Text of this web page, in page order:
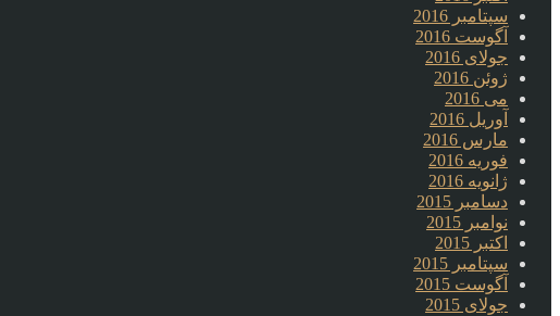
سپتامبر 2016
آگوست 2016
جولای 2016
ژوئن 2016
می 2016
آوریل 2016
مارس 2016
فوریه 2016
ژانویه 2016
دسامبر 2015
نوامبر 2015
اکتبر 2015
سپتامبر 2015
آگوست 2015
جولای 2015